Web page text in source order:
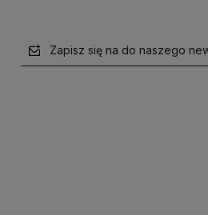
Zapisz się na do naszego